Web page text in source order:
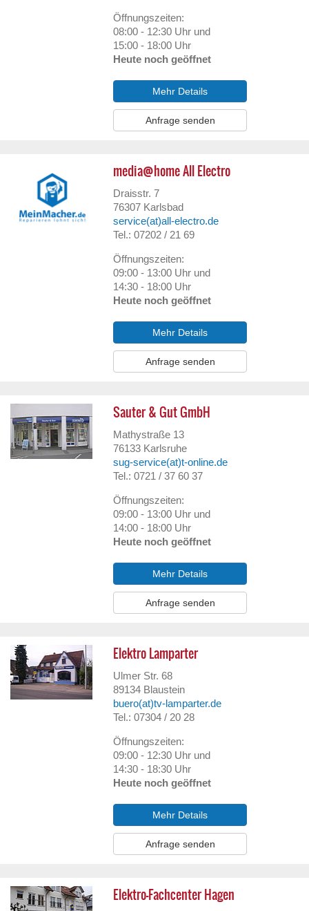
Öffnungszeiten:
08:00 - 12:30 Uhr und
15:00 - 18:00 Uhr
Heute noch geöffnet
Mehr Details
Anfrage senden
media@home All Electro
Draisstr. 7
76307 Karlsbad
service(at)all-electro.de
Tel.: 07202 / 21 69
Öffnungszeiten:
09:00 - 13:00 Uhr und
14:30 - 18:00 Uhr
Heute noch geöffnet
Mehr Details
Anfrage senden
Sauter & Gut GmbH
Mathystraße 13
76133 Karlsruhe
sug-service(at)t-online.de
Tel.: 0721 / 37 60 37
Öffnungszeiten:
09:00 - 13:00 Uhr und
14:00 - 18:00 Uhr
Heute noch geöffnet
Mehr Details
Anfrage senden
Elektro Lamparter
Ulmer Str. 68
89134 Blaustein
buero(at)tv-lamparter.de
Tel.: 07304 / 20 28
Öffnungszeiten:
09:00 - 12:30 Uhr und
14:30 - 18:30 Uhr
Heute noch geöffnet
Mehr Details
Anfrage senden
Elektro-Fachcenter Hagen